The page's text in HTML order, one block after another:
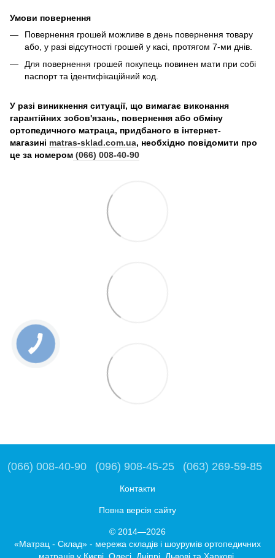
Умови повернення
Повернення грошей можливе в день повернення товару
або, у разі відсутності грошей у касі, протягом 7-ми днів.
Для повернення грошей покупець повинен мати при собі
паспорт та ідентифікаційний код.
У разі виникнення ситуації, що вимагає виконання
гарантійних зобов'язань, повернення або обміну
ортопедичного матраца, придбаного в інтернет-
магазині matras-sklad.com.ua, необхідно повідомити про
це за номером (066) 008-40-90
(066) 008-40-90 (096) 908-45-25 (063) 269-59-85
Контакти
Повна версія сайту
© 2014—2026
«Матрац - Склад» - мережа складів і шоурумів ортопедичних
матраців у Києві, Одесі, Дніпрі, Львові та Харкові.